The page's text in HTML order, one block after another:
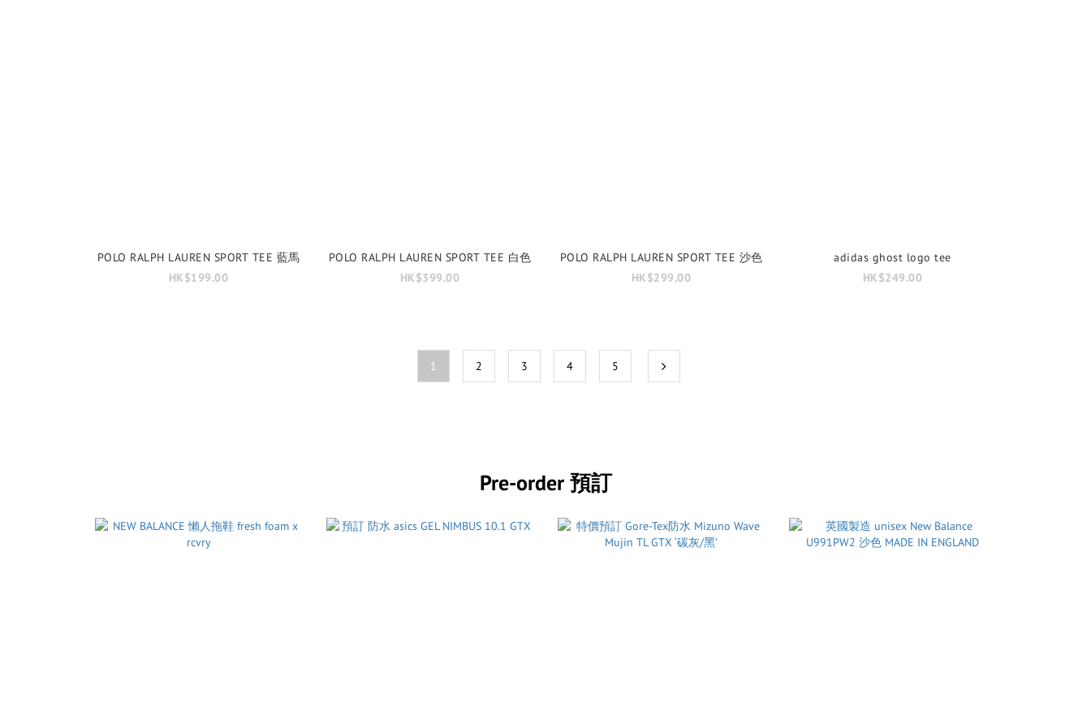
POLO RALPH LAUREN SPORT TEE 藍馬
HK$199.00
POLO RALPH LAUREN SPORT TEE 白色
HK$399.00
POLO RALPH LAUREN SPORT TEE 沙色
HK$299.00
adidas ghost logo tee
HK$249.00
1 2 3 4 5
Pre-order 預訂